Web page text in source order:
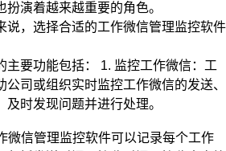
演着越来越重要的角色。
说，选择合适的工作微信管理监控软件
主要功能包括： 1. 监控工作微信：工
司或组织实时监控工作微信的发送、
时发现问题并进行处理。
微信管理监控软件可以记录每个工作